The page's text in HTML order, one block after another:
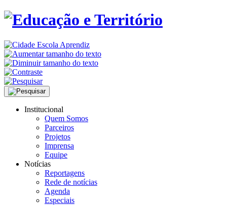
Institucional
Quem Somos
Parceiros
Projetos
Imprensa
Equipe
Notícias
Reportagens
Rede de notícias
Agenda
Especiais